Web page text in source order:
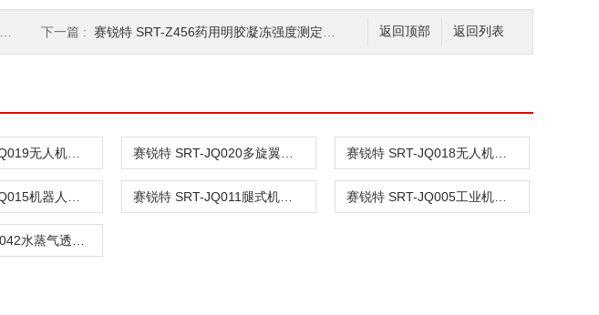
返回列表
返回顶部
下一篇 : 赛锐特 SRT-Z456药用明胶凝冻强度测定仪 参数说明